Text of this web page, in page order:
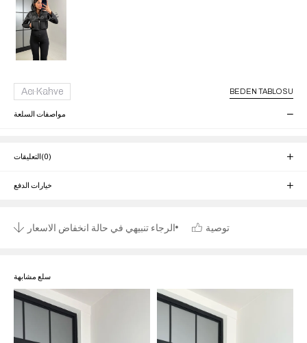
غير متوفر
Acı Kahve BEDEN TABLOSU
مواصفات السلعة
التعليقات (0)
خيارات الدفع
الرجاء تنبيهي في حالة انخفاض الاسعار توصية
سلع مشابهة